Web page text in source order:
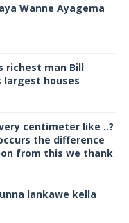
Wanne Ayagema
richest man Bill
largest houses
centimeter like ..?
the difference
from this we thank
lankawe kella